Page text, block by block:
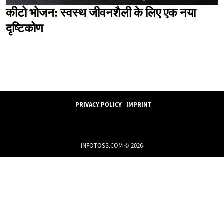
कीटो भोजन: स्वस्थ जीवनशैली के लिए एक नया
दृष्टिकोण
PRIVACY POLICY IMPRINT
INFOTOSS.COM © 2026